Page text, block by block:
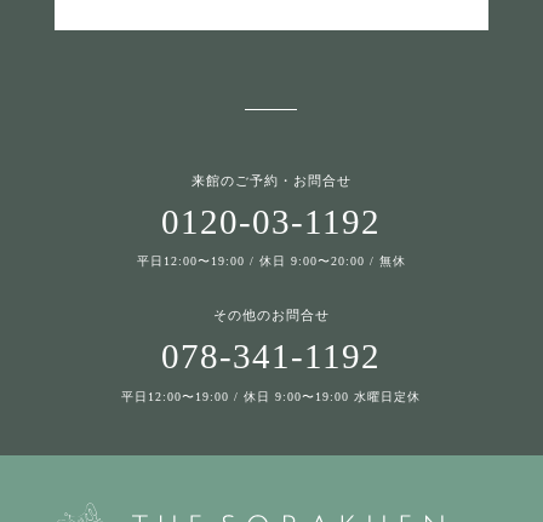
来館のご予約・お問合せ
0120-03-1192
平日12:00〜19:00 / 休日 9:00〜20:00 / 無休
その他のお問合せ
078-341-1192
平日12:00〜19:00 / 休日 9:00〜19:00 水曜日定休